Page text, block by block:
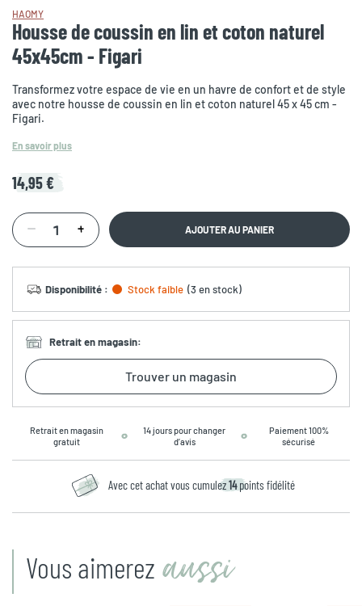
HAOMY
Housse de coussin en lin et coton naturel
45x45cm - Figari
Transformez votre espace de vie en un havre de confort et de style
avec notre housse de coussin en lin et coton naturel 45 x 45 cm -
Figari.
En savoir plus
14,95 €
AJOUTER AU PANIER
Disponibilité : Stock faible (3 en stock)
Retrait en magasin:
Trouver un magasin
Retrait en magasin
gratuit
14 jours pour changer
d’avis
Paiement 100%
sécurisé
Avec cet achat vous cumulez14 points fidélité
Vous aimerez aussi